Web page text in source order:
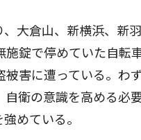
大倉山、新横浜、新
錠で停めていた自転
被害に遭っている。わ
自衛の意識を高める必
めている。